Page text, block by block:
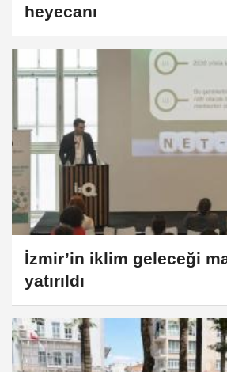
heyecanı
İzmir’in iklim geleceği
yatırıldı